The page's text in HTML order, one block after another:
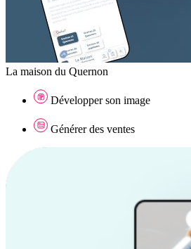
La maison du Quernon
Développer son image
Générer des ventes